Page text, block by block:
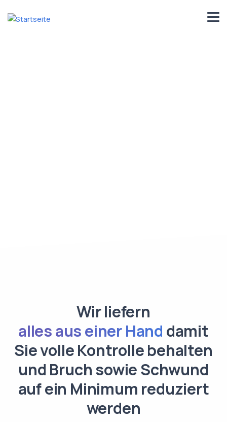
Wir liefern
alles aus einer Hand damit
Sie volle Kontrolle behalten
und Bruch sowie Schwund
auf ein Minimum reduziert
werden